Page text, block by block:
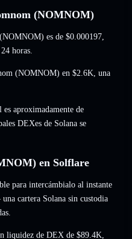
(NOMNOM)
es de $0.000197,
horas.
(NOMNOM) en $2.6K, una
aproximadamente de
DEXes de Solana se
en Solflare
para intercámbialo al instante
cartera Solana sin custodia
liquidez de DEX de $89.4K,